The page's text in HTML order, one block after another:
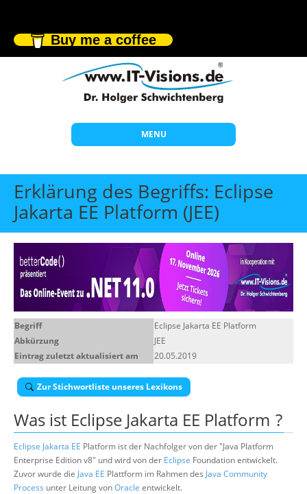
Buy me a coffee
MENU
Start
Themen
Individuelle Schulungen
Offene Seminare
Wissen
Erklärung des Begriffs: Eclipse
Jakarta EE Platform (JEE)
Begriff
Eclipse Jakarta EE Platform
Abkürzung
JEE
Eintrag zuletzt aktualisiert am
20.05.2019
Zur Stichwortliste unseres Lexikons
Was ist Eclipse Jakarta EE Platform ?
Eclipse Jakarta EE Platform ist der Nachfolger von der "Java Platform
Enterprise Edition v8" und wird von der Eclipse Foundation entwickelt.
Zuvor wurde die Java EE Plattform im Rahmen des Java Community
Process unter Leitung vonOracle entwickelt.